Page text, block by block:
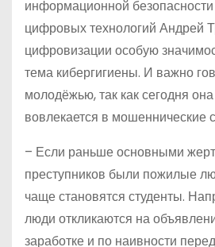
информационной
цифровых технологий Андрей
цифровизации особую
тема кибергигиены. И важно
молодёжью, так как сегодня
вовлекается в мошеннические
– Если раньше основными
преступников были пожилые
чаще становятся студенты.
люди откликаются на
заработке и по наивности